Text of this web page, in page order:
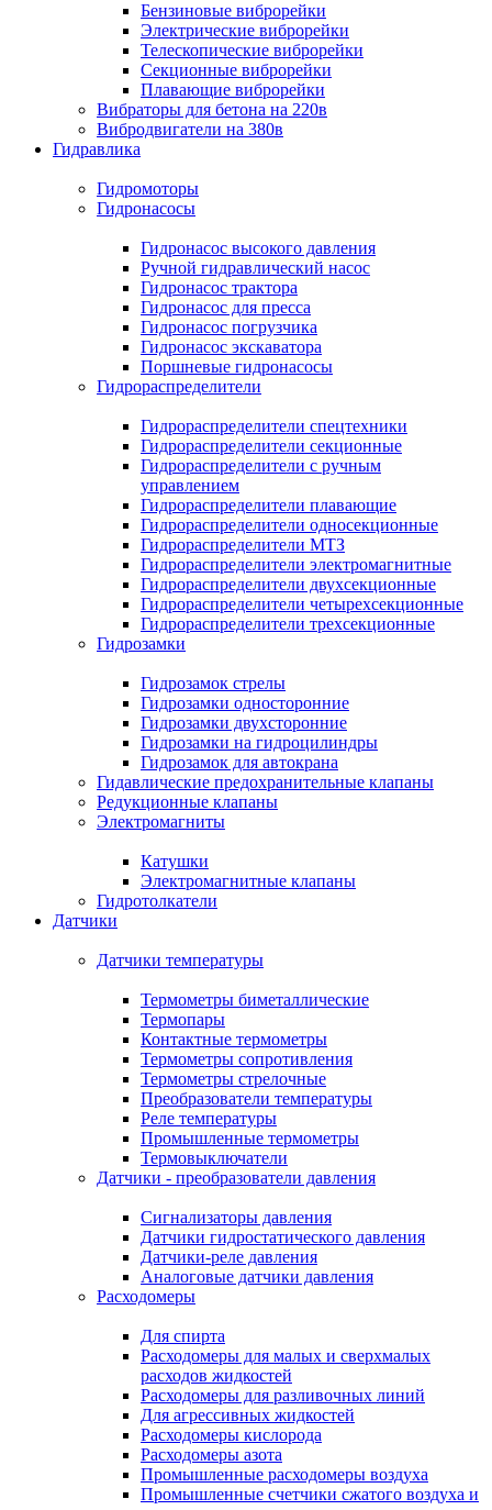
Бензиновые виброрейки
Электрические виброрейки
Телескопические виброрейки
Секционные виброрейки
Плавающие виброрейки
Вибраторы для бетона на 220в
Вибродвигатели на 380в
Гидравлика
Гидромоторы
Гидронасосы
Гидронасос высокого давления
Ручной гидравлический насос
Гидронасос трактора
Гидронасос для пресса
Гидронасос погрузчика
Гидронасос экскаватора
Поршневые гидронасосы
Гидрораспределители
Гидрораспределители спецтехники
Гидрораспределители секционные
Гидрораспределители с ручным
управлением
Гидрораспределители плавающие
Гидрораспределители односекционные
Гидрораспределители МТЗ
Гидрораспределители электромагнитные
Гидрораспределители двухсекционные
Гидрораспределители четырехсекционные
Гидрораспределители трехсекционные
Гидрозамки
Гидрозамок стрелы
Гидрозамки односторонние
Гидрозамки двухсторонние
Гидрозамки на гидроцилиндры
Гидрозамок для автокрана
Гидавлические предохранительные клапаны
Редукционные клапаны
Электромагниты
Катушки
Электромагнитные клапаны
Гидротолкатели
Датчики
Датчики температуры
Термометры биметаллические
Термопары
Контактные термометры
Термометры сопротивления
Термометры стрелочные
Преобразователи температуры
Реле температуры
Промышленные термометры
Термовыключатели
Датчики - преобразователи давления
Сигнализаторы давления
Датчики гидростатического давления
Датчики-реле давления
Аналоговые датчики давления
Расходомеры
Для спирта
Расходомеры для малых и сверхмалых
расходов жидкостей
Расходомеры для разливочных линий
Для агрессивных жидкостей
Расходомеры кислорода
Расходомеры азота
Промышленные расходомеры воздуха
Промышленные счетчики сжатого воздуха и